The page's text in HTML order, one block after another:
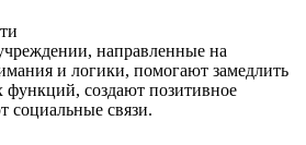
направленные на
и логики, помогают замедлить
создают позитивное
социальные связи.